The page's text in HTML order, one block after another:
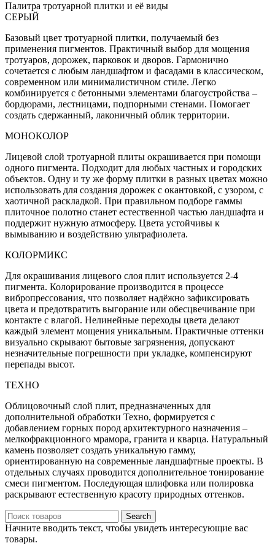
Палитра тротуарной плитки и её виды
СЕРЫЙ
Базовый цвет тротуарной плитки, получаемый без
применения пигментов. Практичный выбор для мощения
тротуаров, дорожек, парковок и дворов. Гармонично
сочетается с любым ландшафтом и фасадами в классическом,
современном или минималистичном стиле. Легко
комбинируется с бетонными элементами благоустройства –
бордюрами, лестницами, подпорными стенами. Помогает
создать сдержанный, лаконичный облик территории.
МОНОКОЛОР
Лицевой слой тротуарной плиты окрашивается при помощи
одного пигмента. Подходит для любых частных и городских
объектов. Одну и ту же форму плитки в разных цветах можно
использовать для создания дорожек с окантовкой, с узором, с
хаотичной раскладкой. При правильном подборе гаммы
плиточное полотно станет естественной частью ландшафта и
поддержит нужную атмосферу. Цвета устойчивы к
вымыванию и воздействию ультрафиолета.
КОЛОРМИКС
Для окрашивания лицевого слоя плит используется 2-4
пигмента. Колорирование производится в процессе
вибропрессования, что позволяет надёжно зафиксировать
цвета и предотвратить выгорание или обесцвечивание при
контакте с влагой. Нелинейные переходы цвета делают
каждый элемент мощения уникальным. Практичные оттенки
визуально скрывают бытовые загрязнения, допускают
незначительные погрешности при укладке, компенсируют
перепады высот.
ТЕХНО
Облицовочный слой плит, предназначенных для
дополнительной обработки Техно, формируется с
добавлением горных пород архитектурного назначения –
мелкофракционного мрамора, гранита и кварца. Натуральный
камень позволяет создать уникальную гамму,
ориентированную на современные ландшафтные проекты. В
отдельных случаях проводится дополнительное тонирование
смеси пигментом. Последующая шлифовка или полировка
раскрывают естественную красоту природных оттенков.
Search
Начните вводить текст, чтобы увидеть интересующие вас
товары.